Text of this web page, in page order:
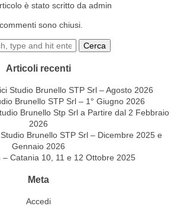
è stato scritto da admin
sono chiusi.
Cerca
Articoli recenti
Studio Brunello STP Srl – Agosto 2026
Brunello STP Srl – 1° Giugno 2026
Brunello Stp Srl a Partire dal 2 Febbraio
2026
Brunello STP Srl – Dicembre 2025 e
Gennaio 2026
– Catania 10, 11 e 12 Ottobre 2025
Meta
Accedi